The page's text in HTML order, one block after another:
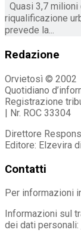
Quasi 3,7
riqualificazione
prevede la...
Redazione
Orvietosì © 2002
Quotidiano
Registrazione
| Nr. ROC 33304
Direttore
Editore: Elzevira
Contatti
Per informazioni
Informazioni sul
dei dati personali: